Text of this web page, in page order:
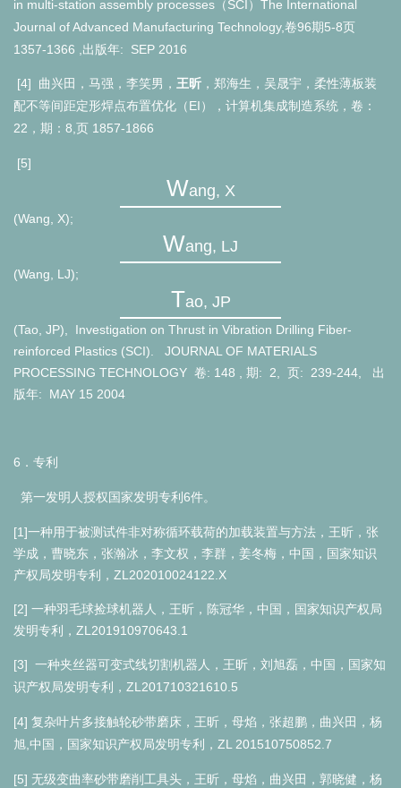
in multi-station assembly processes （ SCI ） The International
Journal of Advanced Manufacturing Technology,卷96期 5-8 页
1357-1366 SEP 2016
[4] 曲兴田，马强，李笑男， 王昕 ，郑海生，吴晟宇，柔性薄板装
配不等间距定形焊点布置优化（ EI ），计算机集成制造系统，卷：
22 ，期： 8, 页 1857-1866
[5]
Wang, X
(Wang, X);
Wang, LJ
(Wang, LJ);
Tao, JP
(Tao, JP), Investigation on Thrust in Vibration Drilling Fiber-
reinforced Plastics (SCI). JOURNAL OF MATERIALS
PROCESSING TECHNOLOGY
148 , 2, 239-244,
出
MAY 15 2004
6 ．专利
第一发明人授权国家发明专利 6件。
[1]一种用于被测试件非对称循环载荷的加载装置与方法，王昕，张
学成，曹晓东，张瀚冰，李文权，李群，姜冬梅， 中国，国家知识
产权局发明专利， ZL202010024122.X
[2] 一种羽毛球捡球机器人，王昕，陈冠华，中国，国家知识产权局
发明专利，ZL201910970643.1
[3] 一种夹丝器可变式线切割机器人，王昕，刘旭磊，中国，国家知
识产权局发明专利， ZL201710321610.5
[4] 复杂叶片多接触轮砂带磨床，王昕，母焰，张超鹏，曲兴田，杨
旭,中国，国家知识产权局发明专利， ZL 201510750852.7
[5] 无级变曲率砂带磨削工具头，王昕，母焰，曲兴田，郭晓健，杨